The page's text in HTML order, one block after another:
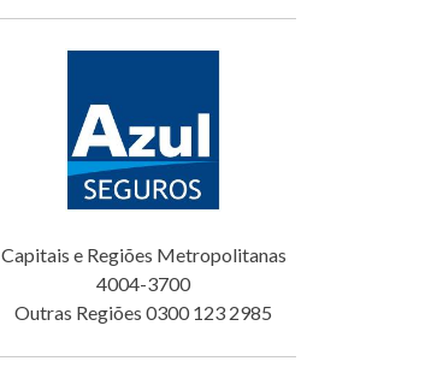
Capitais e Regiões Metropolitanas
4004-3700
Outras Regiões 0300 123 2985